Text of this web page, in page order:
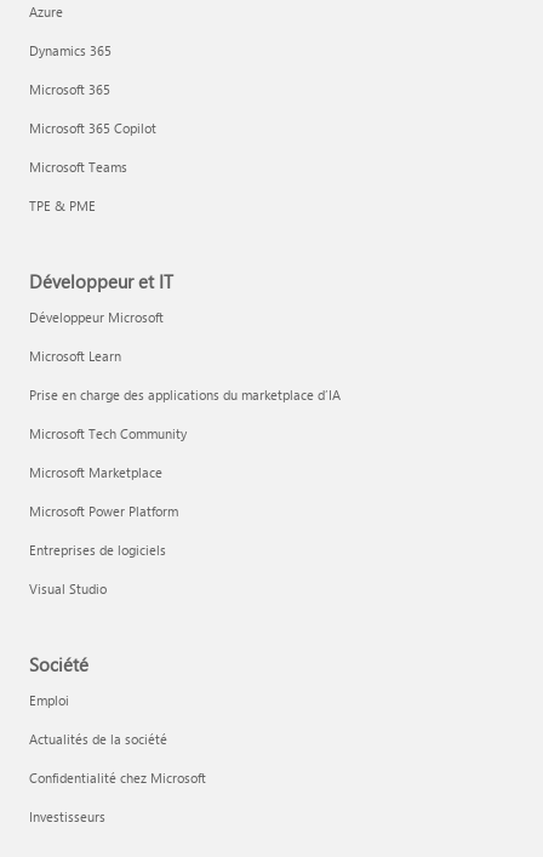
Azure
Dynamics 365
Microsoft 365
Microsoft 365 Copilot
Microsoft Teams
TPE & PME
Développeur et IT
Développeur Microsoft
Microsoft Learn
Prise en charge des applications du marketplace d’IA
Microsoft Tech Community
Microsoft Marketplace
Microsoft Power Platform
Entreprises de logiciels
Visual Studio
Société
Emploi
Actualités de la société
Confidentialité chez Microsoft
Investisseurs